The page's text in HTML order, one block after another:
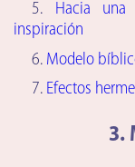
5. Hacia una
inspiración
6. Modelo
7. Efectos
3.